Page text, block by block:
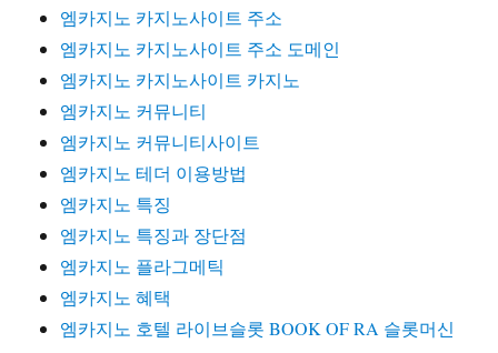
엠카지노 카지노사이트 주소
엠카지노 카지노사이트 주소 도메인
엠카지노 카지노사이트 카지노
엠카지노 커뮤니티
엠카지노 커뮤니티사이트
엠카지노 테더 이용방법
엠카지노 특징
엠카지노 특징과 장단점
엠카지노 플라그메틱
엠카지노 혜택
엠카지노 호텔 라이브슬롯 BOOK OF RA 슬롯머신